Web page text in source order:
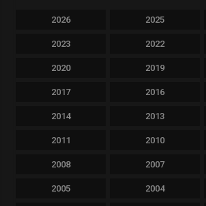
2026 2025
2023 2022
2020 2019
2017 2016
2014 2013
2011 2010
2008 2007
2005 2004